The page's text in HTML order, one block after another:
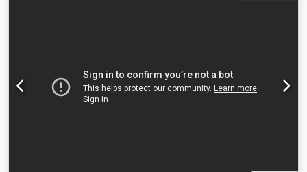
スプライサーが含まれているため、材料を変更する際の効率が
向上します。最終的なブリスターの長さはソフトウェアで調整
できます。水冷シ ステム、専用フィーダー付きアルミフォーマ